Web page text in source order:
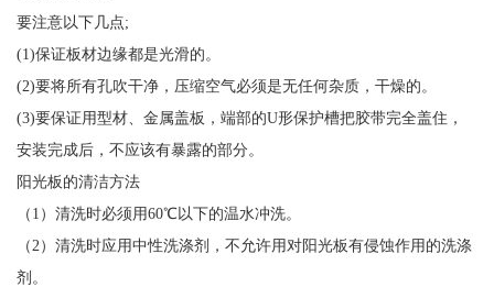
要注意以下几点;
(1)保证板材边缘都是光滑的。
(2)要将所有孔吹干净，压缩空气必须是无任何杂质，干燥的。
(3)要保证用型材、金属盖板，端部的U形保护槽把胶带完全盖住，
安装完成后，不应该有暴露的部分。
阳光板的清洁方法
（1）清洗时必须用60℃以下的温水冲洗。
（2）清洗时应用中性洗涤剂，不允许用对阳光板有侵蚀作用的洗涤
剂。